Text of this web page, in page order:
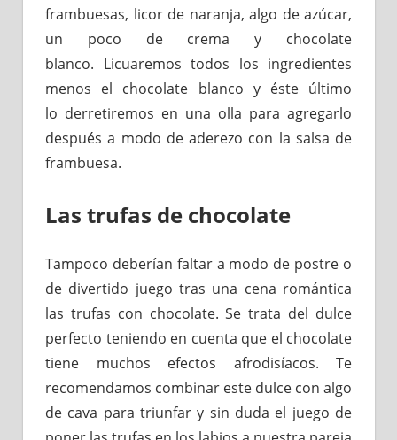
frambuesas, licor de naranja, algo de azúcar,
un poco de crema y chocolate
blanco. Licuaremos todos los ingredientes
menos el chocolate blanco y éste último
lo derretiremos en una olla para agregarlo
después a modo de aderezo con la salsa de
frambuesa.
Las trufas de chocolate
Tampoco deberían faltar a modo de postre o
de divertido juego tras una cena romántica
las trufas con chocolate. Se trata del dulce
perfecto teniendo en cuenta que el chocolate
tiene muchos efectos afrodisíacos. Te
recomendamos combinar este dulce con algo
de cava para triunfar y sin duda el juego de